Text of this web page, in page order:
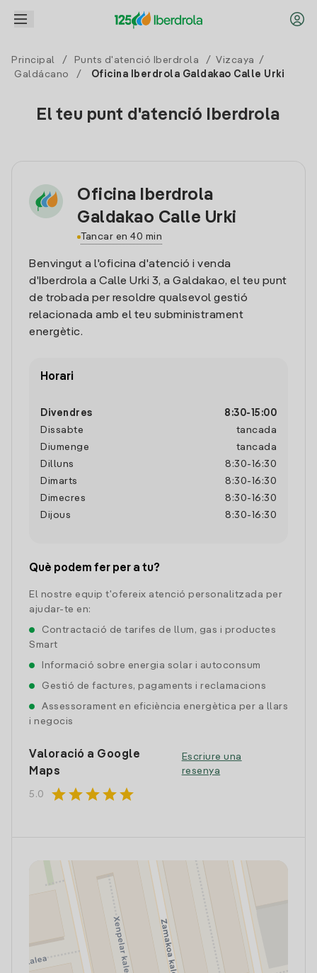
Principal / Punts d'atenció Iberdrola / Vizcaya
/
Galdácano
/ Oficina Iberdrola Galdakao Calle Urki
El teu punt d'atenció Iberdrola
Oficina Iberdrola
Galdakao Calle Urki
Tancar en 40 min
Benvingut a l'oficina d'atenció i venda
d'Iberdrola a Calle Urki 3, a Galdakao, el teu punt
de trobada per resoldre qualsevol gestió
relacionada amb el teu subministrament
energètic.
Horari
Divendres 8:30- 15:00
Dissabte
tancada
Diumenge
tancada
Dilluns
8:30- 16:30
Dimarts
8:30- 16:30
Dimecres
8:30- 16:30
Dijous
8:30- 16:30
Què podem fer per a tu?
El nostre equip t'ofereix atenció personalitzada per
ajudar-te en:
Contractació de tarifes de llum, gas i productes
Smart
Informació sobre energia solar i autoconsum
Gestió de factures, pagaments i reclamacions
Assessorament en eficiència energètica per a llars
i negocis
Valoració a Google
Maps
5.0 starstarstarstarstar
Escriure una
resenya